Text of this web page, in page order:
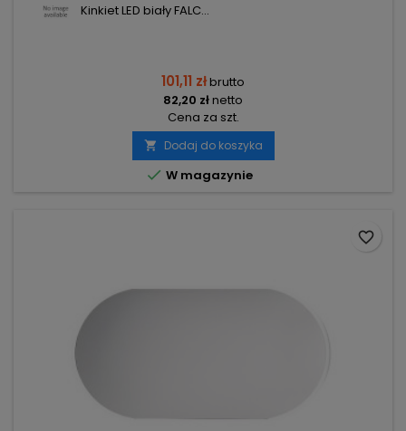
Kinkiet LED biały FALC...
101,11 złbrutto
82,20 złnetto
Cena za szt.
 Dodaj do koszyka
 W magazynie
favorite_border